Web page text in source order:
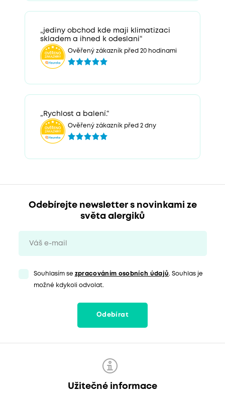
„jediny obchod kde maji klimatizaci
skladem a ihned k odeslani“
Ověřený zákazník před 20 hodinami
„Rychlost a balení.“
Ověřený zákazník před 2 dny
Odebírejte newsletter s novinkami ze
světa alergiků
Souhlasím se zpracováním osobních údajů. Souhlas je
možné kdykoli odvolat.
Odebírat
Užitečné informace